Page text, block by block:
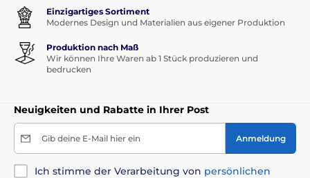
Einzigartiges Sortiment
Modernes Design und Materialien aus eigener Produktion
Produktion nach Maß
Wir können Ihre Waren ab 1 Stück produzieren und
bedrucken
Neuigkeiten und Rabatte in Ihrer Post
Gib deine E-Mail hier ein Anmeldung
Ich stimme der Verarbeitung von persönlichen